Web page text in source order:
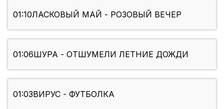
01:10ЛАСКОВЫЙ МАЙ - РОЗОВЫЙ ВЕЧЕР
01:06ШУРА - ОТШУМЕЛИ ЛЕТНИЕ ДОЖДИ
01:03ВИРУС - ФУТБОЛКА